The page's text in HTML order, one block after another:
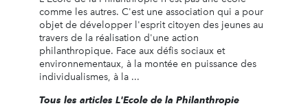
comme les autres. C'est une association qui a pour
objet de développer l'esprit citoyen des jeunes au
travers de la réalisation d'une action
philanthropique. Face aux défis sociaux et
environnementaux, à la montée en puissance des
individualismes, à la ...
Tous les articles L'Ecole de la Philanthropie